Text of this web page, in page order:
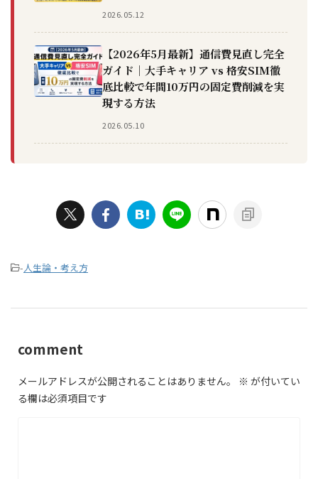
2026.05.12
【2026年5月最新】通信費見直し完全
ガイド｜大手キャリア vs 格安SIM徹
底比較で年間10万円の固定費削減を実
現する方法
2026.05.10
-人生論・考え方
comment
メールアドレスが公開されることはありません。 ※ が付いてい
る欄は必須項目です